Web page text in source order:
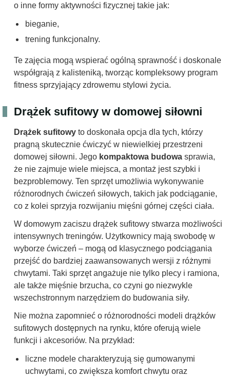
o inne formy aktywności fizycznej takie jak:
bieganie,
trening funkcjonalny.
Te zajęcia mogą wspierać ogólną sprawność i doskonale
współgrają z kalisteniką, tworząc kompleksowy program
fitness sprzyjający zdrowemu stylowi życia.
Drążek sufitowy w domowej siłowni
Drążek sufitowy to doskonała opcja dla tych, którzy
pragną skutecznie ćwiczyć w niewielkiej przestrzeni
domowej siłowni. Jego kompaktowa budowa sprawia,
że nie zajmuje wiele miejsca, a montaż jest szybki i
bezproblemowy. Ten sprzęt umożliwia wykonywanie
różnorodnych ćwiczeń siłowych, takich jak podciąganie,
co z kolei sprzyja rozwijaniu mięśni górnej części ciała.
W domowym zaciszu drążek sufitowy stwarza możliwości
intensywnych treningów. Użytkownicy mają swobodę w
wyborze ćwiczeń – mogą od klasycznego podciągania
przejść do bardziej zaawansowanych wersji z różnymi
chwytami. Taki sprzęt angażuje nie tylko plecy i ramiona,
ale także mięśnie brzucha, co czyni go niezwykle
wszechstronnym narzędziem do budowania siły.
Nie można zapomnieć o różnorodności modeli drążków
sufitowych dostępnych na rynku, które oferują wiele
funkcji i akcesoriów. Na przykład:
liczne modele charakteryzują się gumowanymi
uchwytami, co zwiększa komfort chwytu oraz